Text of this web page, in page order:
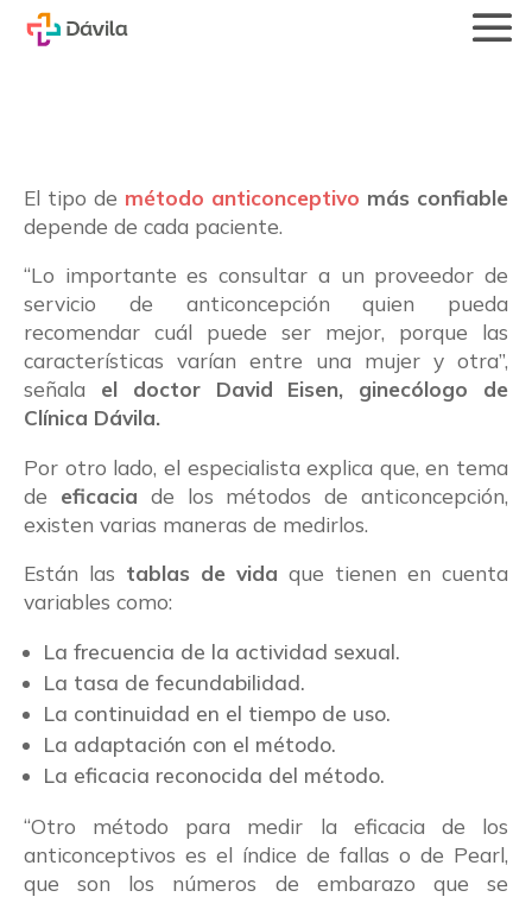
El tipo de método anticonceptivo más confiable
depende de cada paciente.
“Lo importante es consultar a un proveedor de
servicio de anticoncepción quien pueda
recomendar cuál puede ser mejor, porque las
características varían entre una mujer y otra”,
señala el doctor David Eisen, ginecólogo de
Clínica Dávila.
Por otro lado, el especialista explica que, en tema
de eficacia de los métodos de anticoncepción,
existen varias maneras de medirlos.
Están las tablas de vida que tienen en cuenta
variables como:
La frecuencia de la actividad sexual.
La tasa de fecundabilidad.
La continuidad en el tiempo de uso.
La adaptación con el método.
La eficacia reconocida del método.
“Otro método para medir la eficacia de los
anticonceptivos es el índice de fallas o de Pearl,
que son los números de embarazo que se